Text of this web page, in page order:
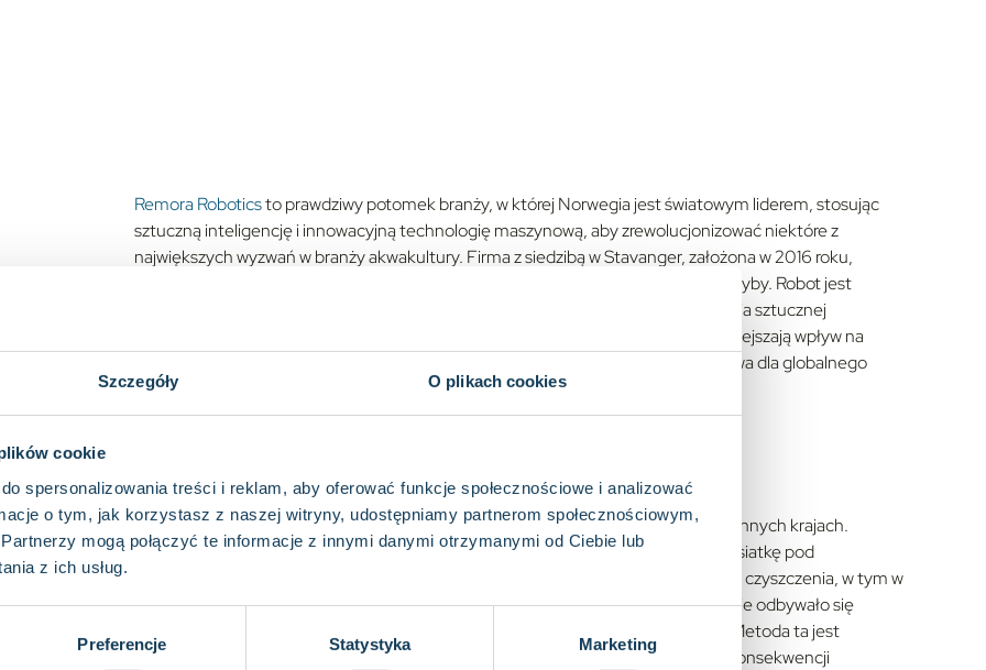
Szczegóły O plikach cookies
cookie
spersonalizowania treści i reklam, aby oferować funkcje społecznościowe i analizować
o tym, jak korzystasz z naszej witryny, udostępniamy partnerom społecznościowym,
mogą połączyć te informacje z innymi danymi otrzymanymi od Ciebie lub
z ich usług.
Preferencje Statystyka Marketing
Remora Roboticsto prawdziwy potomek branży, w której Norwegia jest światowym liderem, stosując
sztuczną inteligencję i innowacyjną technologię maszynową, aby zrewolucjonizować niektóre z
największych wyzwań w branży akwakultury. Firma z siedzibą w Stavanger, założona w 2016 roku,
opracowała unikalnego robota do czyszczenia zagród (klatek), w których pływają ryby. Robot jest
wyjątkowy zarówno pod względem sposobu czyszczenia zagród, jak i wykorzystania sztucznej
inteligencji do ciągłego doskonalenia. Rozwiązania te poprawiają zdrowie ryb, zmniejszają wpływ na
środowisko i zwiększają rentowność w branży, która staje się coraz bardziej kluczowa dla globalnego
bezpieczeństwa żywnościowego.
Akwakultura jest znaczącą i istotną gałęzią przemysłu w Norwegii, a także w kilku innych krajach.
Łososie, dorsze i inne gatunki ryb żyją w klatkach wzdłuż wybrzeża. Zagrody mają siatkę pod
powierzchnią wody, aby utrzymać ryby w miejscu. Siatki te wymagają regularnego czyszczenia, w tym w
celu umożliwienia przepływu bogatej w tlen wody morskiej. Do tej pory czyszczenie odbywało się
ręcznie przy użyciu wysokociśnieniowych myjek zasilanych olejem napędowym: Metoda ta jest
kosztowna, powoduje znaczną emisję CO2 i zagraża dobrostanowi zwierząt, a w konsekwencji